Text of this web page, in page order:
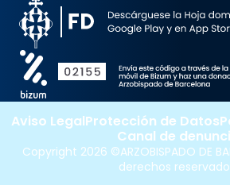
Copyright 2026 ©ARZOBISPADO DE
derechos
Aviso LegalProtección de Datos
Canal de